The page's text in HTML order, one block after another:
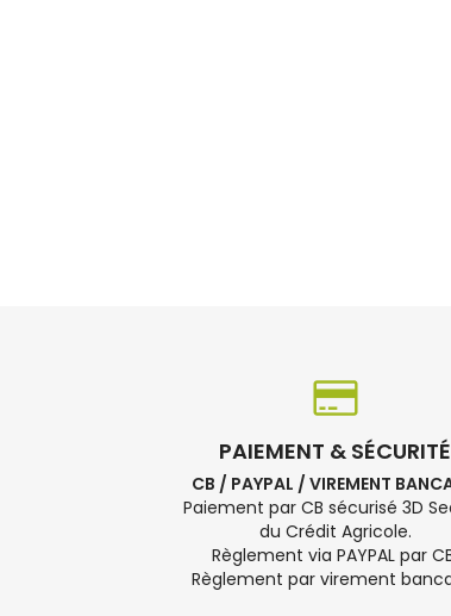
PAIEMENT & SÉCURITÉ
CB / PAYPAL / VIREMENT
Paiement par CB sécurisé 3D
du Crédit Agricole.
Règlement via PAYPAL par
Règlement par virement